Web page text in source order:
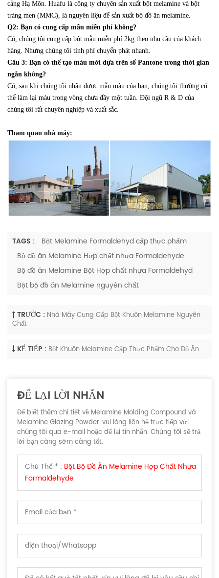
cảng Hạ Môn. Huafu là công ty chuyên sản xuất bột melamine và bột
tráng men (MMC), là nguyên liệu để sản xuất bộ đồ ăn melamine.
Q2: Bạn có cung cấp mẫu miễn phí không?
Có, chúng tôi cung cấp bột mẫu miễn phí 2kg theo nhu cầu của khách
hàng. Nhưng chúng tôi tính phí chuyển phát nhanh.
Câu 3: Bạn có thể tạo màu mới dựa trên số Pantone trong thời gian
ngắn không?
Có, sau khi chúng tôi nhận được mẫu màu của bạn, chúng tôi thường có
thể làm lại màu trong vòng chưa đầy một tuần. Đội ngũ R & D của
chúng tôi rất chuyên nghiệp và xuất sắc.
Tham quan nhà máy:
TAGS :
Bột Melamine Formaldehyd cấp thực phẩm
Bộ đồ ăn Melamine Hợp chất nhựa Formaldehyde
Bộ đồ ăn Melamine Bột Hợp chất nhựa Formaldehyd
Bột bộ đồ ăn Melamine nguyên chất
TRƯỚC : Nhà Máy Cung Cấp Bột Khuôn Melamine Nguyên
Chất
KẾ TIẾP : Bột Khuôn Melamine Cấp Thực Phẩm Cho Đồ Ăn
ĐỂ LẠI LỜI NHẮN
Để biết thêm chi tiết về Melamine Molding Compound và
Melamine Glazing Powder, vui lòng liên hệ trực tiếp với
chúng tôi qua e-mail hoặc để lại tin nhắn. Chúng tôi sẽ trả
lời bạn càng sớm càng tốt.
Chủ Thể * : Bột Bộ Đồ Ăn Melamine Hợp Chất Nhựa
Formaldehyde